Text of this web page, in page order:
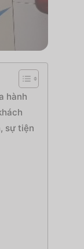
hành
sự tiện